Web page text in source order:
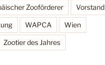
Zooförderer Vorstand
WAPCA Wien
Zootier des Jahres